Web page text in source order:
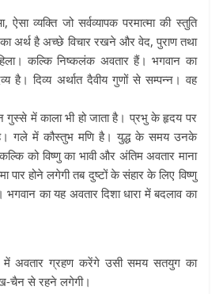
व्यक्ति जो सर्वव्यापक परमात्मा की स्तुति
अर्थ है अच्छे विचार रखने और वेद, पुराण तथा
कल्कि निष्कलंक अवतार हैं। भगवान का
है। दिव्य अर्थात दैवीय गुणों से सम्पन्न। वह
गुस्से में काला भी हो जाता है। प्रभु के हृदय पर
गले में कौस्तुभ मणि है। युद्ध के समय उनके
को विष्णु का भावी और अंतिम अवतार माना
पार होने लगेगी तब दुष्टों के संहार के लिए विष्णु
का यह अवतार दिशा धारा में बदलाव का
अवतार ग्रहण करेंगे उसी समय सतयुग का
चैन से रहने लगेगी।